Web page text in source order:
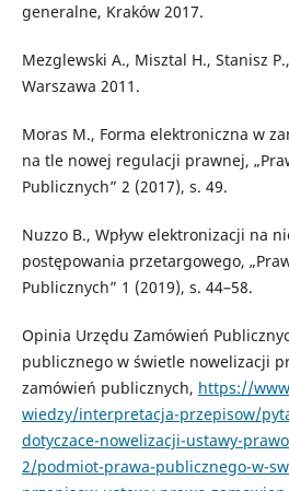
generalne, Kraków 2017.
Mezglewski A., Misztal H., Stanisz
Warszawa 2011.
Moras M., Forma elektroniczna w
na tle nowej regulacji prawnej,
Publicznych” 2 (2017), s. 49.
Nuzzo B., Wpływ elektronizacji na
postępowania przetargowego,
Publicznych” 1 (2019), s. 44–58.
Opinia Urzędu Zamówień
publicznego w świetle nowelizacji
zamówień publicznych, https://
wiedzy/interpretacja-przepisow/
dotyczace-nowelizacji-ustawy-
2/podmiot-prawa-publicznego-w-